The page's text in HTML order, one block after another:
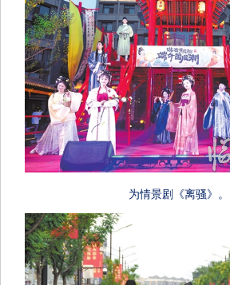
为情景剧《离骚》。